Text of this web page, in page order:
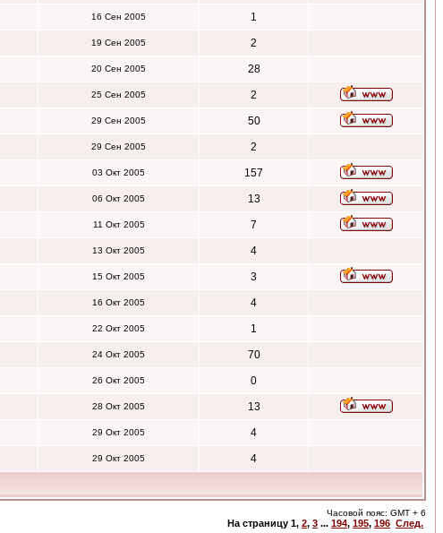
16 Сен 2005 1
19 Сен 2005 2
20 Сен 2005 28
25 Сен 2005 2
29 Сен 2005 50
29 Сен 2005 2
03 Окт 2005 157
06 Окт 2005 13
11 Окт 2005 7
13 Окт 2005 4
15 Окт 2005 3
16 Окт 2005 4
22 Окт 2005 1
24 Окт 2005 70
26 Окт 2005 0
28 Окт 2005 13
29 Окт 2005 4
29 Окт 2005 4
Часовой пояс: GMT + 6
На страницу 1, 2, 3 ... 194, 195, 196 След.